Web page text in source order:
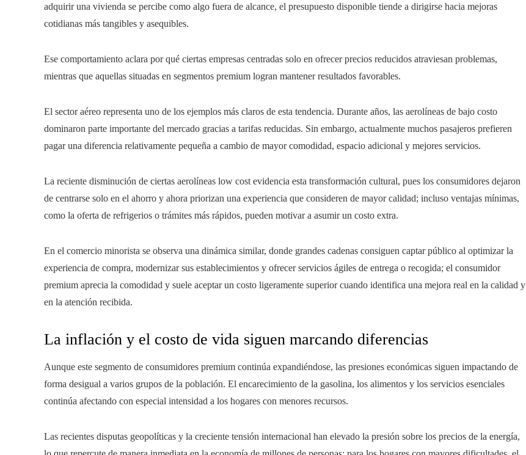
adquirir una vivienda se percibe como algo fuera de alcance, el presupuesto disponible tiende a dirigirse hacia mejoras
cotidianas más tangibles y asequibles.
Ese comportamiento aclara por qué ciertas empresas centradas solo en ofrecer precios reducidos atraviesan problemas,
mientras que aquellas situadas en segmentos premium logran mantener resultados favorables.
El sector aéreo representa uno de los ejemplos más claros de esta tendencia. Durante años, las aerolíneas de bajo costo
dominaron parte importante del mercado gracias a tarifas reducidas. Sin embargo, actualmente muchos pasajeros prefieren
pagar una diferencia relativamente pequeña a cambio de mayor comodidad, espacio adicional y mejores servicios.
La reciente disminución de ciertas aerolíneas low cost evidencia esta transformación cultural, pues los consumidores dejaron
de centrarse solo en el ahorro y ahora priorizan una experiencia que consideren de mayor calidad; incluso ventajas mínimas,
como la oferta de refrigerios o trámites más rápidos, pueden motivar a asumir un costo extra.
En el comercio minorista se observa una dinámica similar, donde grandes cadenas consiguen captar público al optimizar la
experiencia de compra, modernizar sus establecimientos y ofrecer servicios ágiles de entrega o recogida; el consumidor
premium aprecia la comodidad y suele aceptar un costo ligeramente superior cuando identifica una mejora real en la calidad y
en la atención recibida.
La inflación y el costo de vida siguen marcando diferencias
Aunque este segmento de consumidores premium continúa expandiéndose, las presiones económicas siguen impactando de
forma desigual a varios grupos de la población. El encarecimiento de la gasolina, los alimentos y los servicios esenciales
continúa afectando con especial intensidad a los hogares con menores recursos.
Las recientes disputas geopolíticas y la creciente tensión internacional han elevado la presión sobre los precios de la energía,